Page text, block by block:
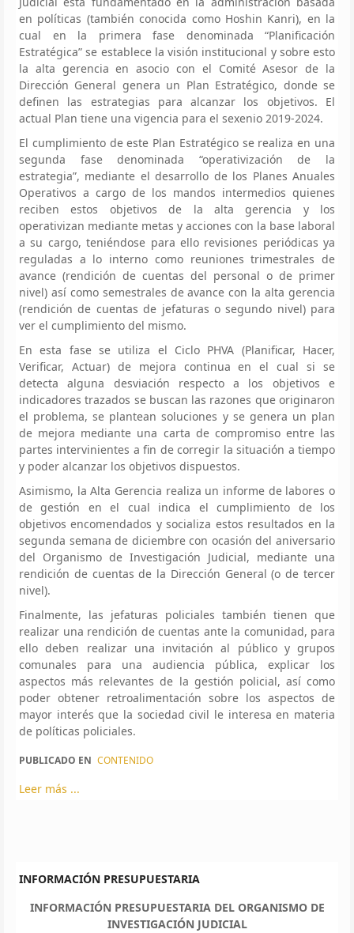
en políticas (también conocida como Hoshin Kanri), en la
cual en la primera fase denominada “Planificación
Estratégica” se establece la visión institucional y sobre esto
la alta gerencia en asocio con el Comité Asesor de la
Dirección General genera un Plan Estratégico, donde se
definen las estrategias para alcanzar los objetivos. El
actual Plan tiene una vigencia para el sexenio 2019-2024.
El cumplimiento de este Plan Estratégico se realiza en una
segunda fase denominada “operativización de la
estrategia”, mediante el desarrollo de los Planes Anuales
Operativos a cargo de los mandos intermedios quienes
reciben estos objetivos de la alta gerencia y los
operativizan mediante metas y acciones con la base laboral
a su cargo, teniéndose para ello revisiones periódicas ya
reguladas a lo interno como reuniones trimestrales de
avance (rendición de cuentas del personal o de primer
nivel) así como semestrales de avance con la alta gerencia
(rendición de cuentas de jefaturas o segundo nivel) para
ver el cumplimiento del mismo.
En esta fase se utiliza el Ciclo PHVA (Planificar, Hacer,
Verificar, Actuar) de mejora continua en el cual si se
detecta alguna desviación respecto a los objetivos e
indicadores trazados se buscan las razones que originaron
el problema, se plantean soluciones y se genera un plan
de mejora mediante una carta de compromiso entre las
partes intervinientes a fin de corregir la situación a tiempo
y poder alcanzar los objetivos dispuestos.
Asimismo, la Alta Gerencia realiza un informe de labores o
de gestión en el cual indica el cumplimiento de los
objetivos encomendados y socializa estos resultados en la
segunda semana de diciembre con ocasión del aniversario
del Organismo de Investigación Judicial, mediante una
rendición de cuentas de la Dirección General (o de tercer
nivel).
Finalmente, las jefaturas policiales también tienen que
realizar una rendición de cuentas ante la comunidad, para
ello deben realizar una invitación al público y grupos
comunales para una audiencia pública, explicar los
aspectos más relevantes de la gestión policial, así como
poder obtener retroalimentación sobre los aspectos de
mayor interés que la sociedad civil le interesa en materia
de políticas policiales.
PUBLICADO EN CONTENIDO
Leer más ...
INFORMACIÓN PRESUPUESTARIA
INFORMACIÓN PRESUPUESTARIA DEL ORGANISMO DE
INVESTIGACIÓN JUDICIAL